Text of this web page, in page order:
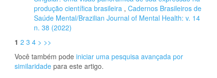
produção científica brasileira , Cadernos Brasileiros de
Saúde Mental/Brazilian Journal of Mental Health: v. 14
n. 38 (2022)
1 2 3 4 > >>
Você também pode iniciar uma pesquisa avançada por
similaridade para este artigo.